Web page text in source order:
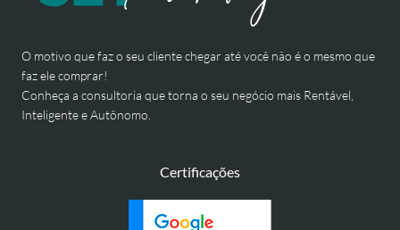
O motivo que faz o seu cliente chegar até você não é o mesmo que
faz ele comprar!
Conheça a consultoria que torna o seu negócio mais Rentável,
Inteligente e Autônomo.
Certificações